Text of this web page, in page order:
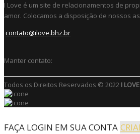
I Love é um site de relacionamentos de
amor. Colocamos a disposição de nossos
contato@ilove.bhz.br
Manter contato:
Todos os Direitos Reservados © 2022 I
FAÇA LOGIN EM SUA CONTA